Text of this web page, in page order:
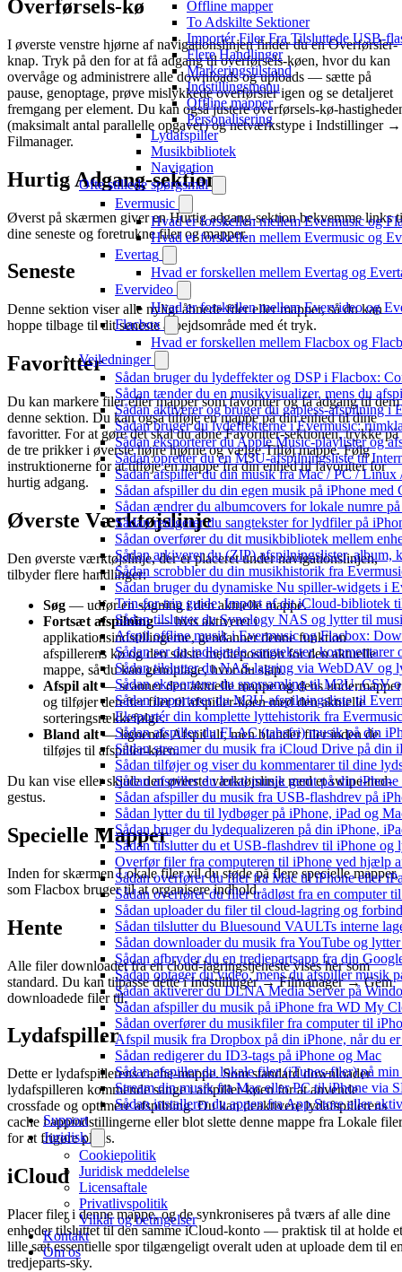
Offline mapper
To Adskilte Sektioner
Importér Filer Fra Tilsluttede USB-
Flere Handlinger
Markeringstilstand
Indstillingsmenu
Offline mapper
Personalisering
Lydafspiller
Musikbibliotek
Navigation
Ofte stillede spørgsmål
Evermusic
Hvad er forskellen mellem Evermusic og
Hvad er forskellen mellem Evermusic og
Evertag
Hvad er forskellen mellem Evertag og
Evervideo
Hvad er forskellen mellem Evervideo og
Flacbox
Hvad er forskellen mellem Flacbox og
Vejledninger
Sådan bruger du lydeffekter og DSP i Flacbox:
Sådan tænder du en musikvisualizer, mens du
Sådan aktiverer og bruger du gapless-afspilning i
Sådan bruger du lydeffekterne i Evermusic:
Sådan eksporterer du Apple Music-playlister og
Sådan opretter du en M3U-afspilningsliste til
Sådan afspiller du din musik fra Mac / PC /
Sådan afspiller du din egen musik på iPhone med
Sådan ændrer du albumcovers for lokale numre
Sådan redigerer du sangtekster for lydfiler på
Sådan overfører du dit musikbibliotek mellem
Sådan arkiverer du (ZIP) afspilningslister, album,
Sådan scrobbler du din musikhistorik fra
Sådan bruger du dynamiske Nu spiller-widgets i
Trin-for-trin guide: Import af dit iCloud-bibliotek
Sådan tilslutter du Synology NAS og lytter til
Afspil offline musik i Evermusic og Flacbox:
Sådan ser du indlejrede sangtekster,
Sådan tilslutter du NAS-lagring via WebDAV og
Sådan eksporterer du sporsamling til M3U, CSV
Sådan importerer du M3U-afspilningsliste til
Eksportér din komplette lyttehistorik fra
Sådan afspiller du FLAC (tabsfri) musik på din
Sådan streamer du musik fra iCloud Drive på din
Sådan tilføjer og viser du kommentarer til dine
Sådan afspiller du lokal musik gemt på din
Sådan afspiller du musik fra USB-flashdrev på
Sådan lytter du til lydbøger på iPhone, iPad og
Sådan bruger du lydequalizeren på din iPhone,
Sådan tilslutter du et USB-flashdrev til iPhone
Overfør filer fra computeren til iPhone ved hjælp
Sådan overfører du filer fra Mac til iPhone eller
Sådan overfører du filer trådløst fra en computer
Sådan uploader du filer til cloud-lagring og
Sådan tilslutter du Bluesound VAULTs interne
Sådan downloader du musik fra YouTube og
Sådan afbryder du en tredjepartsapp fra din
Sådan optager du video, mens du afspiller musik
Sådan aktiverer du DLNA Media Server på
Sådan afspiller du musik på iPhone fra WD My
Sådan overfører du musikfiler fra computer til
Afspil musik fra Dropbox på din iPhone, når du
Sådan redigerer du ID3-tags på iPhone og Mac
Sådan afspiller du lokale filer (iTunes-filer) på min
Stream din musik fra Mac eller PC til iPhone via
Sådan installerer du appen fra App Store eller
Support
Juridisk
Cookiepolitik
Juridisk meddelelse
Licensaftale
Privatlivspolitik
Vilkår og betingelser
Kontakt
Om os
Overførsels-kø
I øverste venstre hjørne af navigationslinjen finder du en Overførsler-
knap. Tryk på den for at få adgang til overførsels-køen, hvor du kan
overvåge og administrere alle downloads og uploads — sætte på
pause, genoptage, prøve mislykkede overførsler igen og se detaljeret
fremgang per element. Du kan også justere overførsels-kø-
(maksimalt antal parallelle opgaver) og netværkstype i Indstillinger →
Filmanager.
Hurtig Adgang-sektion
Øverst på skærmen giver en Hurtig adgang-sektion bekvemme links
dine seneste og foretrukne filer og mapper.
Seneste
Denne sektion viser alle nyligt åbnede filer eller mapper, så du kan
hoppe tilbage til dit seneste arbejdsområde med ét tryk.
Favoritter
Du kan markere filer eller mapper som favoritter og få adgang til
denne sektion. Du kan også tilføje en mappe på din enhed til dine
favoritter. For at gøre det skal du åbne Favoritter-sektionen, trykke på
de tre prikker i øverste højre hjørne og vælge Tilføj mappe. Følg
instruktionerne for at tilføje en mappe fra din enhed til favoritter for
hurtig adgang.
Øverste Værktøjslinje
Den øverste værktøjslinje, der er placeret under navigationslinjen,
tilbyder flere handlinger:
Søg — udfør en søgning i den aktuelle mappe.
Fortsæt afspilning— hvis aktiveret i
applikationsindstillingerne, gendanner denne funktion
afspillerens kø og den sidste medieposition for den aktuelle
mappe, så du kan genoptage, hvor du slap.
Afspil alt— scanner den aktuelle mappe og dens undermapper
og tilføjer derefter filer til afspiller-køen med den aktuelle
sorteringsrækkefølge.
Bland alt— lignende Afspil alt, men blander filer inden de
tilføjes til afspiller-køen.
Du kan vise eller skjule den øverste værktøjslinje med et swipe-ned-
gestus.
Specielle Mapper
Inden for skærmen Lokale filer vil du støde på flere specielle mapper,
som Flacbox bruger til at organisere indhold.
Hente
Alle filer downloadet fra en cloud-lagringstjeneste vises her som
standard. Du kan tilpasse dette i Indstillinger → Filmanager → Gem
downloadede filer til.
Lydafspiller
Dette er lydafspillerens cache-mappe. Som standard downloader
lydafspilleren kommende sange i afspiller-køen for at anvende
crossfade og optimere afspilning. Du kan deaktivere lydafspillerens
cache i appindstillingerne eller blot slette denne mappe fra Lokale filer
for at frigøre plads.
iCloud
Placer filer i denne mappe, og de synkroniseres på tværs af alle dine
enheder tilsluttet til den samme iCloud-konto — praktisk til at holde et
lille sæt essentielle spor tilgængeligt overalt uden at uploade dem til
tredjeparts-sky.